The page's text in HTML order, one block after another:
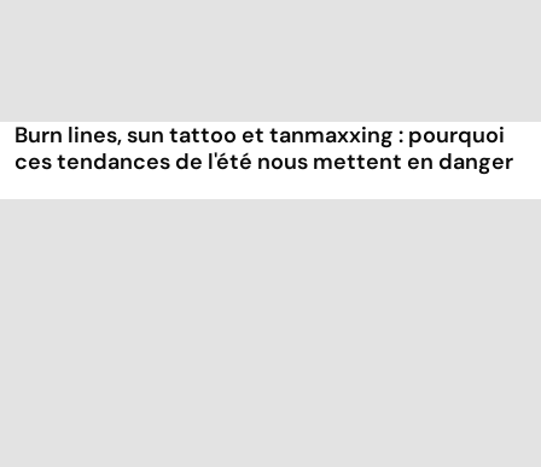
Burn lines, sun tattoo et tanmaxxing : pourquoi
ces tendances de l'été nous mettent en danger